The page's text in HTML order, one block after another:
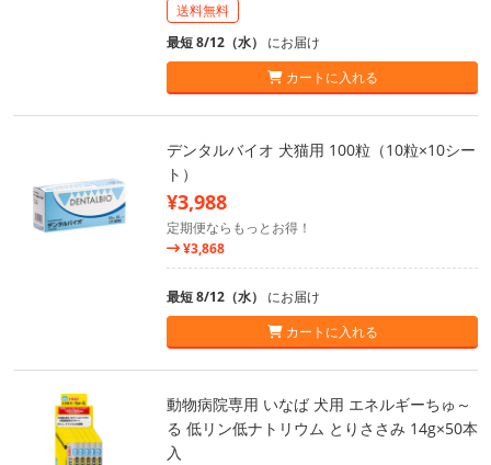
送料無料
最短 8/12（水） にお届け
カートに入れる
デンタルバイオ 犬猫用 100粒（10粒×10シー
ト）
¥3,988
定期便ならもっとお得！
¥3,868
最短 8/12（水） にお届け
カートに入れる
動物病院専用 いなば 犬用 エネルギーちゅ～
る 低リン低ナトリウム とりささみ 14g×50本
入